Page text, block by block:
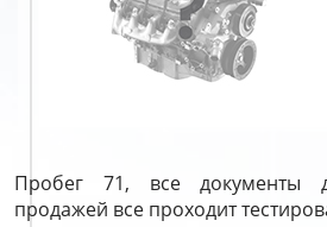
Пробег 71, все документы
продажей все проходит